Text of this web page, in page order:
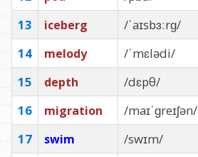
13
iceberg /ˈaɪsbɜːrɡ/
14
melody /ˈmɛlədi/
15
depth /dɛpθ/
16
migration /maɪˈɡreɪʃən/
17
swim /swɪm/